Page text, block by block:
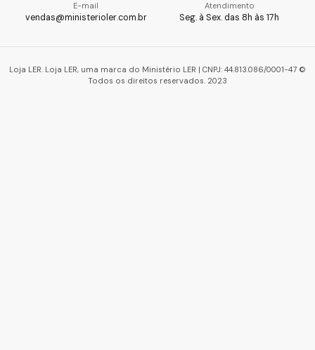
E-mail
vendas@ministerioler.com.br
Atendimento
Seg. à Sex. das 8h às 17h
Loja LER. Loja LER, uma marca do Ministério LER | CNPJ: 44.813.086/0001-47 ©
Todos os direitos reservados. 2023